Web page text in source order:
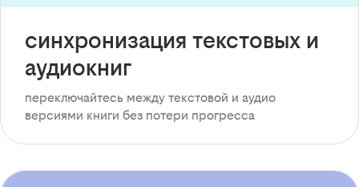
синхронизация текстовых и
аудиокниг
переключайтесь между текстовой и аудио
версиями книги без потери прогресса